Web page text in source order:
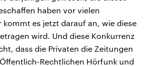
haben vor vielen
kommt es jetzt darauf an, wie diese
wird. Und diese Konkurrenz
dass die Privaten die Zeitungen
Rechtlichen Hörfunk und